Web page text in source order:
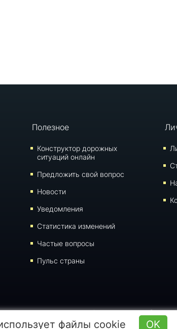
Полезное
Конструктор дорожных
ситуаций онлайн
Предложить свой вопрос
Новости
Уведомления
Статистика изменений
Частые вопросы
Пульс страны
переноса на другие носители информации запрещено. Время
файлы cookie OK